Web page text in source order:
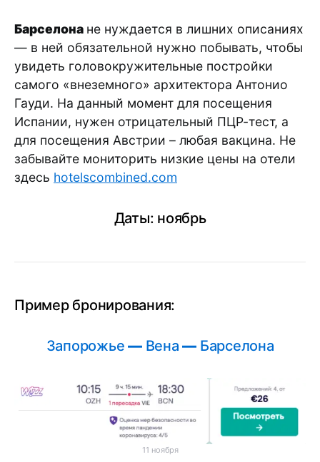
Барселона не нуждается в лишних описаниях
— в ней обязательной нужно побывать, чтобы
увидеть головокружительные постройки
самого «внеземного» архитектора Антонио
Гауди. На данный момент для посещения
Испании, нужен отрицательный ПЦР-тест, а
для посещения Австрии – любая вакцина. Не
забывайте мониторить низкие цены на отели
здесь hotelscombined.com
Даты: ноябрь
Пример бронирования:
Запорожье —Вена— Барселона
11 ноября